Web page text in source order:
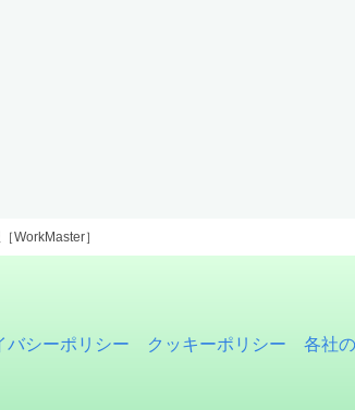
WorkMaster］
バシーポリシー クッキーポリシー 各社